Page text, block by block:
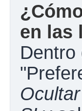
en las
Dentro